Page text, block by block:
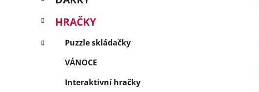
s
r
kategorie
a
e
o
HRAČKY
Puzzle skládačky
VÁNOCE
Interaktivní hračky